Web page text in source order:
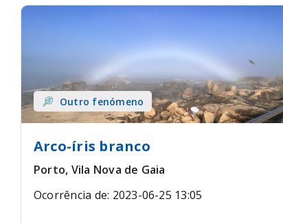
Outro fenómeno
Arco-íris branco
Porto, Vila Nova de Gaia
Ocorrência de: 2023-06-25 13:05